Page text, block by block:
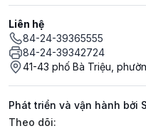
Liên hệ
84-24-39365555
84-24-39342724
41-43 phố Bà Triệu,
Phát triển và vận hành bởi
Mạng xã hội
Theo dõi: